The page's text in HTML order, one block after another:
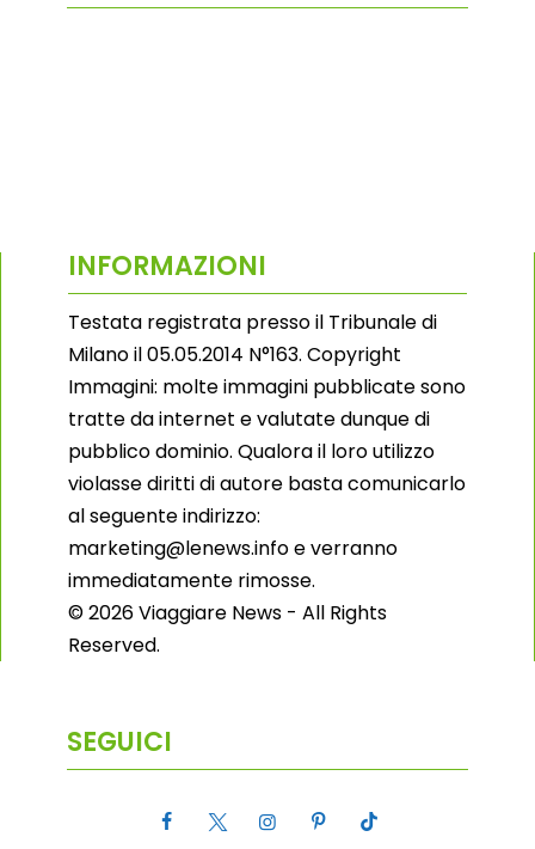
INFORMAZIONI
Testata registrata presso il Tribunale di
Milano il 05.05.2014 N°163. Copyright
Immagini: molte immagini pubblicate sono
tratte da internet e valutate dunque di
pubblico dominio. Qualora il loro utilizzo
violasse diritti di autore basta comunicarlo
al seguente indirizzo:
marketing@lenews.info e verranno
immediatamente rimosse.
© 2026 Viaggiare News - All Rights
Reserved.
SEGUICI